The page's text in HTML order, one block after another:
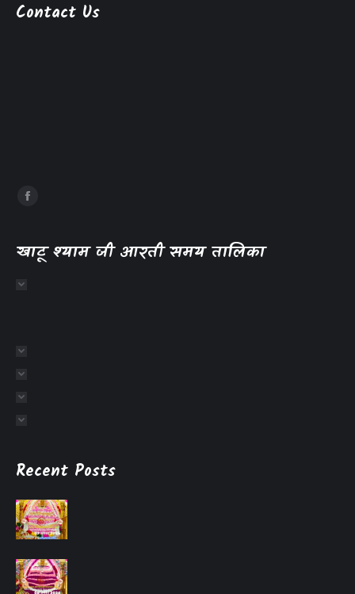
Contact Us
खाटू श्याम जी आरती समय तालिका
Recent Posts